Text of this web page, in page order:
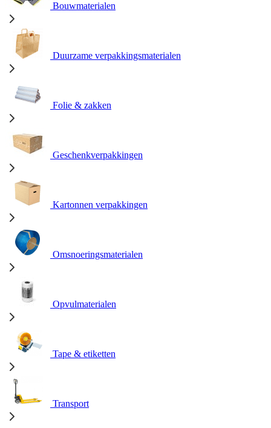
Bouwmaterialen
Duurzame verpakkingsmaterialen
Folie & zakken
Geschenkverpakkingen
Kartonnen verpakkingen
Omsnoeringsmaterialen
Opvulmaterialen
Tape & etiketten
Transport